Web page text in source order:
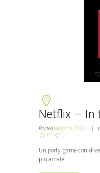
Netflix – In
PostedMarzo 9, 2022
0
Un party game con
più amate